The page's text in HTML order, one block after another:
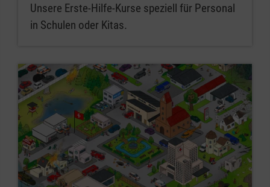
Unsere Erste-Hilfe-Kurse speziell für Personal
in Schulen oder Kitas.